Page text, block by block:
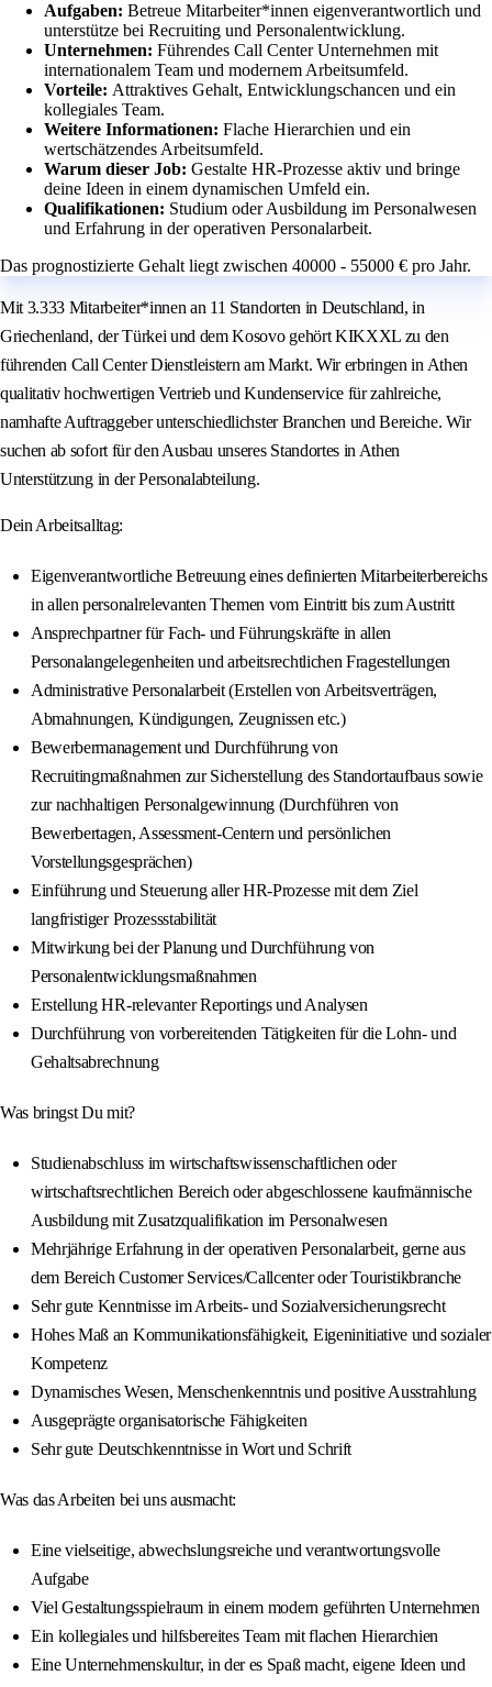
Aufgaben: Betreue Mitarbeiter*innen eigenverantwortlich und
unterstütze bei Recruiting und Personalentwicklung.
Unternehmen: Führendes Call Center Unternehmen mit
internationalem Team und modernem Arbeitsumfeld.
Vorteile: Attraktives Gehalt, Entwicklungschancen und ein
kollegiales Team.
Weitere Informationen: Flache Hierarchien und ein
wertschätzendes Arbeitsumfeld.
Warum dieser Job: Gestalte HR-Prozesse aktiv und bringe
deine Ideen in einem dynamischen Umfeld ein.
Qualifikationen: Studium oder Ausbildung im Personalwesen
und Erfahrung in der operativen Personalarbeit.
Das prognostizierte Gehalt liegt zwischen 40000 - 55000 € pro Jahr.
Mit 3.333 Mitarbeiter*innen an 11 Standorten in Deutschland, in
Griechenland, der Türkei und dem Kosovo gehört KIKXXL zu den
führenden Call Center Dienstleistern am Markt. Wir erbringen in Athen
qualitativ hochwertigen Vertrieb und Kundenservice für zahlreiche,
namhafte Auftraggeber unterschiedlichster Branchen und Bereiche. Wir
suchen ab sofort für den Ausbau unseres Standortes in Athen
Unterstützung in der Personalabteilung.
Dein Arbeitsalltag:
Eigenverantwortliche Betreuung eines definierten Mitarbeiterbereichs
in allen personalrelevanten Themen vom Eintritt bis zum Austritt
Ansprechpartner für Fach- und Führungskräfte in allen
Personalangelegenheiten und arbeitsrechtlichen Fragestellungen
Administrative Personalarbeit (Erstellen von Arbeitsverträgen,
Abmahnungen, Kündigungen, Zeugnissen etc.)
Bewerbermanagement und Durchführung von
Recruitingmaßnahmen zur Sicherstellung des Standortaufbaus sowie
zur nachhaltigen Personalgewinnung (Durchführen von
Bewerbertagen, Assessment-Centern und persönlichen
Vorstellungsgesprächen)
Einführung und Steuerung aller HR-Prozesse mit dem Ziel
langfristiger Prozessstabilität
Mitwirkung bei der Planung und Durchführung von
Personalentwicklungsmaßnahmen
Erstellung HR-relevanter Reportings und Analysen
Durchführung von vorbereitenden Tätigkeiten für die Lohn- und
Gehaltsabrechnung
Was bringst Du mit?
Studienabschluss im wirtschaftswissenschaftlichen oder
wirtschaftsrechtlichen Bereich oder abgeschlossene kaufmännische
Ausbildung mit Zusatzqualifikation im Personalwesen
Mehrjährige Erfahrung in der operativen Personalarbeit, gerne aus
dem Bereich Customer Services/Callcenter oder Touristikbranche
Sehr gute Kenntnisse im Arbeits- und Sozialversicherungsrecht
Hohes Maß an Kommunikationsfähigkeit, Eigeninitiative und sozialer
Kompetenz
Dynamisches Wesen, Menschenkenntnis und positive Ausstrahlung
Ausgeprägte organisatorische Fähigkeiten
Sehr gute Deutschkenntnisse in Wort und Schrift
Was das Arbeiten bei uns ausmacht:
Eine vielseitige, abwechslungsreiche und verantwortungsvolle
Aufgabe
Viel Gestaltungsspielraum in einem modern geführten Unternehmen
Ein kollegiales und hilfsbereites Team mit flachen Hierarchien
Eine Unternehmenskultur, in der es Spaß macht, eigene Ideen und